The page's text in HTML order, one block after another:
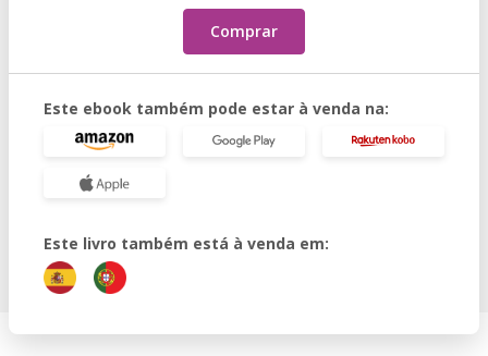
Comprar
Este ebook também pode estar à venda na:
Este livro também está à venda em: